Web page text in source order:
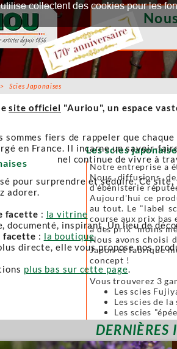
> Scies Japonaises
Les scies
Notre entreprise a
Nous diffusions
d'ébénisterie
Aujourd'hui ce
au tout. Le "label
course aux prix
à des prix "moins
Nous avons choisi
Japon et fabrique
concept !
Vous trouverez 3
Les scies
Les scies de
Les scies
forgées à la
Toutes ces scies
site officiel "Auriou", un espace
sommes fiers de rappeler que
en France. Il incarne un savoir-
traditionnel continue de vivre à
pour surprendre et séduire. Ce site,
adorer.
facette : la vitrine
documenté, inspirant. Un lieu de
facette : la boutique
directe, elle vous propose nos
plus bas sur cette page.
collectent des cookies pour les